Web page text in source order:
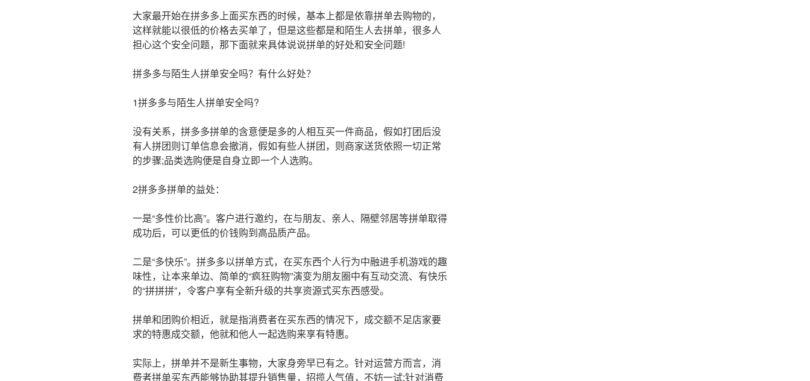
大家最开始在拼多多上面买东西的时候，基本上都是依靠拼单去购物的，
这样就能以很低的价格去买单了，但是这些都是和陌生人去拼单，很多人
担心这个安全问题，那下面就来具体说说拼单的好处和安全问题!
拼多多与陌生人拼单安全吗？有什么好处？
1拼多多与陌生人拼单安全吗?
没有关系，拼多多拼单的含意便是多的人相互买一件商品，假如打团后没
有人拼团则订单信息会撤消，假如有些人拼团，则商家送货依照一切正常
的步骤;品类选购便是自身立即一个人选购。
2拼多多拼单的益处：
一是“多性价比高”。客户进行邀约，在与朋友、亲人、隔壁邻居等拼单取得
成功后，可以更低的价钱购到高品质产品。
二是“多快乐”。拼多多以拼单方式，在买东西个人行为中融进手机游戏的趣
味性，让本来单边、简单的“疯狂购物”演变为朋友圈中有互动交流、有快乐
的“拼拼拼”，令客户享有全新升级的共享资源式买东西感受。
拼单和团购价相近，就是指消费者在买东西的情况下，成交额不足店家要
求的特惠成交额，他就和他人一起选购来享有特惠。
实际上，拼单并不是新生事物，大家身旁早已有之。针对运营方而言，消
费者拼单买东西能够协助其提升销售量，招揽人气值，不妨一试;针对消费